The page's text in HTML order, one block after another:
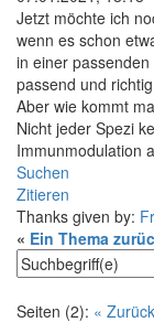
Jetzt möchte ich
wenn es schon
in einer
passend und
Aber wie kommt
Nicht jeder Spezi
Immunmodulation
Suchen
Zitieren
Thanks given by:
« Ein Thema
Seiten (2): « Zurück